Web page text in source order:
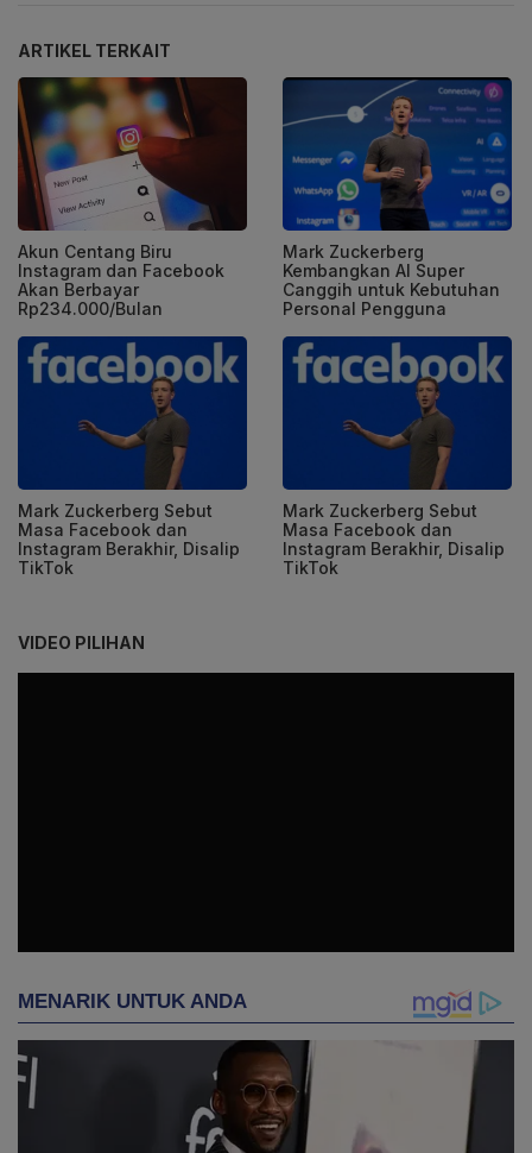
ARTIKEL TERKAIT
Akun Centang Biru
Instagram dan Facebook
Akan Berbayar
Rp234.000/Bulan
Mark Zuckerberg
Kembangkan AI Super
Canggih untuk Kebutuhan
Personal Pengguna
Mark Zuckerberg Sebut
Masa Facebook dan
Instagram Berakhir, Disalip
TikTok
Mark Zuckerberg Sebut
Masa Facebook dan
Instagram Berakhir, Disalip
TikTok
VIDEO PILIHAN